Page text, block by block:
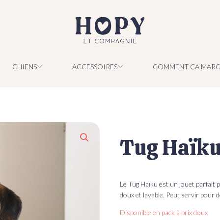
CHIENS ACCESSOIRES COMMENT ÇA
Tug
Le Tug Haïku est un jouet parfait
doux et lavable. Peut servir pour
Disponible en pack à prix doux